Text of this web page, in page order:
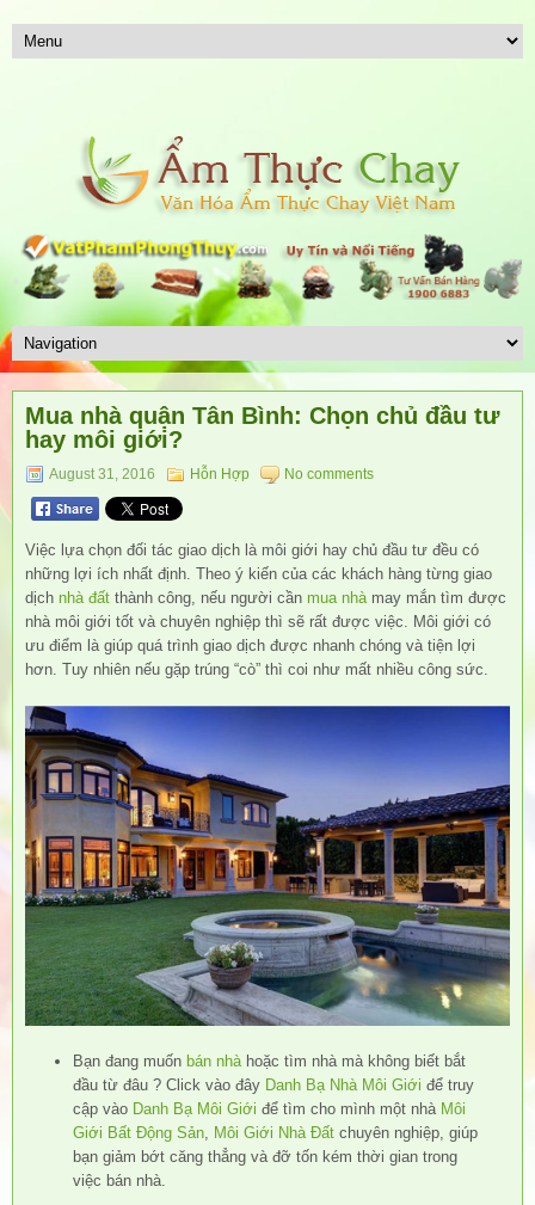
Mua nhà quận Tân Bình: Chọn chủ đầu tư
hay môi giới?
August 31, 2016 Hỗn Hợp No comments
Việc lựa chọn đối tác giao dịch là môi giới hay chủ đầu tư đều có
những lợi ích nhất định. Theo ý kiến của các khách hàng từng giao
dịch nhà đất thành công, nếu người cần mua nhàmay mắn tìm được
nhà môi giới tốt và chuyên nghiệp thì sẽ rất được việc. Môi giới có
ưu điểm là giúp quá trình giao dịch được nhanh chóng và tiện lợi
hơn. Tuy nhiên nếu gặp trúng “cò” thì coi như mất nhiều công sức.
Bạn đang muốn bán nhàhoặc tìm nhà mà không biết bắt
đầu từ đâu ? Click vào đây Danh Bạ Nhà Môi Giới để truy
cập vào Danh Bạ Môi Giới để tìm cho mình một nhà Môi
Giới Bất Động Sản, Môi Giới Nhà Đất chuyên nghiệp, giúp
bạn giảm bớt căng thẳng và đỡ tốn kém thời gian trong
việc bán nhà.